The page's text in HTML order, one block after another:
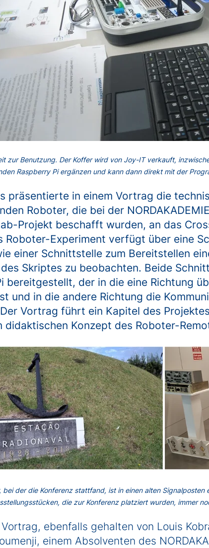
zur Benutzung. Der Koffer wird von Joy-IT verkauft,
Raspberry Pi ergänzen und kann dann direkt mit der
präsentierte in einem Vortrag die
Roboter, die bei der
Projekt beschafft wurden, an das
Roboter-Experiment verfügt über eine
einer Schnittstelle zum Bereitstellen
Skriptes zu beobachten. Beide
bereitgestellt, der in die eine Richtung
und in die andere Richtung die
Vortrag führt ein Kapitel des
didaktischen Konzept des Roboter-
bei der die Konferenz stattfand, ist in einen alten
die zur Konferenz platziert wurden, immer
ebenfalls gehalten von Louis
einem Absolventen des